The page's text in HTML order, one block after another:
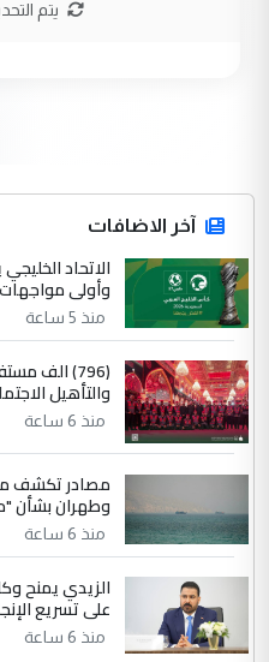
جنسية الرافد الثالث
ابا فرات ...
الموضوع :
الجواهري
مضجعيك يابن الزنا (نص
سردار
التعليق : واحد من
جنسية الرافد الثالث
ابا فرات ...
الجواهري
مضجعيك يابن الزنا (نص
حيدر عاشور
التعليق : تحياتي لك
دقيق ومسؤول؛
يتم
آخر الاضافات
وأولى
منذ 5 ساعة
(796) الف
والتأهيل
منذ 6 ساعة
مصادر تكشف
وطهران بشأن
منذ 6 ساعة
الزيدي يمنح
على تسريع
منذ 6 ساعة